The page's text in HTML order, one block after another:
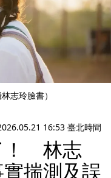
志玲臉書）
16:53 臺北時間
！ 林志
揣測及誤